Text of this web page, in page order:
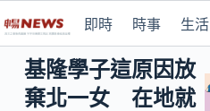
即時 時事 生活
基隆學子這原因放
棄北一女 在地就